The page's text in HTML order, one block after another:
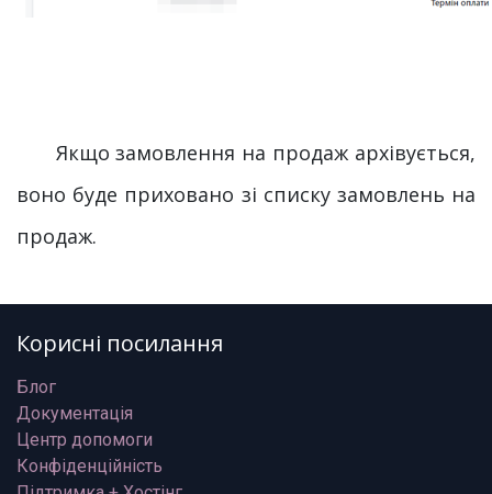
Якщо замовлення на продаж архівується,
воно буде приховано зі списку замовлень на
продаж.
Корисні посилання
Блог
Документація
Центр допомоги
Конфіденційність